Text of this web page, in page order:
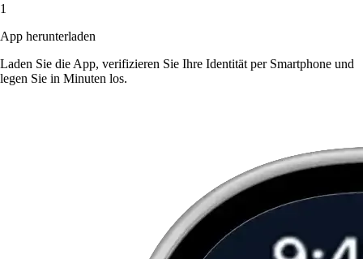
1
App herunterladen
Laden Sie die App, verifizieren Sie Ihre Identität per Smartphone und
legen Sie in Minuten los.